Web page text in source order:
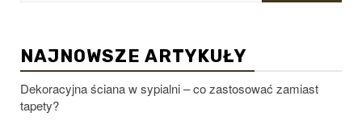
NAJNOWSZE ARTYKUŁY
Dekoracyjna ściana w sypialni – co zastosować zamiast
tapety?